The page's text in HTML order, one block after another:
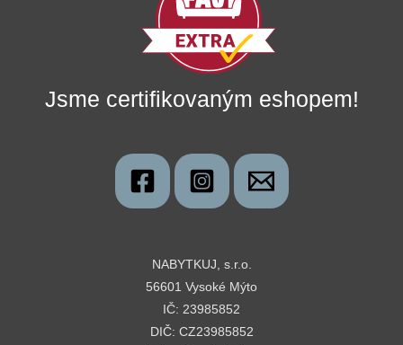
Jsme certifikovaným eshopem!
NABYTKUJ, s.r.o.
56601 Vysoké Mýto
IČ: 23985852
DIČ: CZ23985852